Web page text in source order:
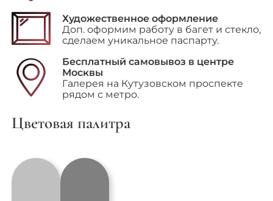
Художественное оформление
Доп. оформим работу в багет и стекло,
сделаем уникальное паспарту.
Бесплатный самовывоз в центре
Москвы
Галерея на Кутузовском проспекте
рядом с метро.
Цветовая палитра